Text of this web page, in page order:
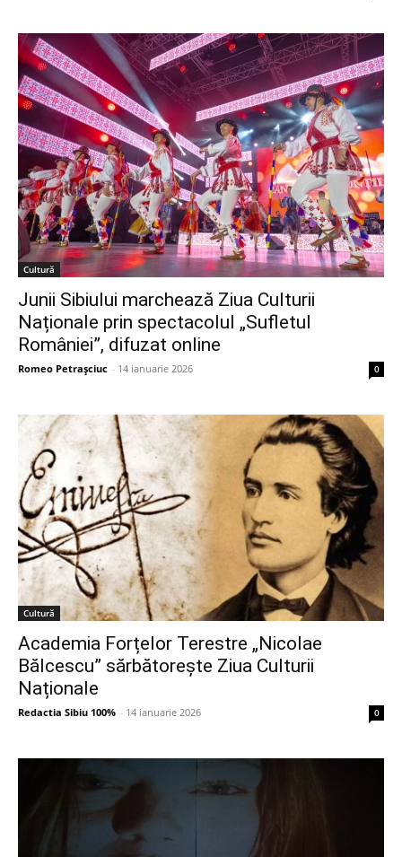
Cultură
Junii Sibiului marchează Ziua Culturii
Naționale prin spectacolul „Sufletul
României”, difuzat online
Romeo Petrașciuc - 14 ianuarie 2026 0
Cultură
Academia Forțelor Terestre „Nicolae
Bălcescu” sărbătorește Ziua Culturii
Naționale
Redactia Sibiu 100% - 14 ianuarie 2026 0